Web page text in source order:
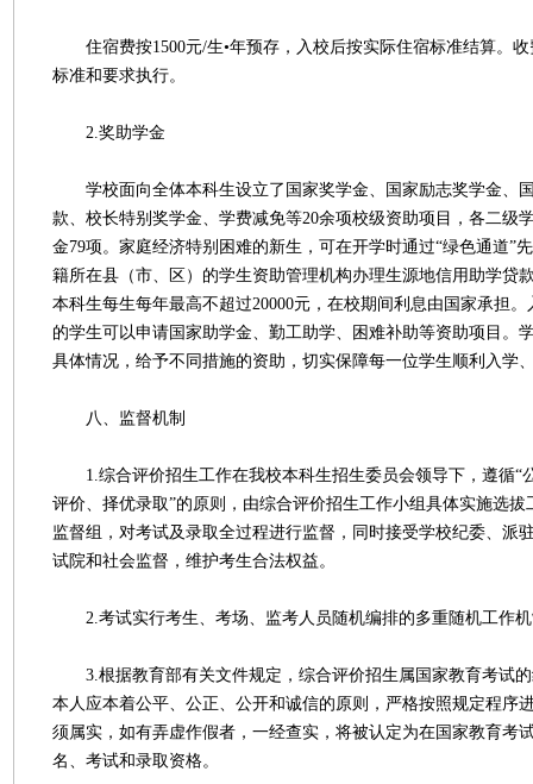
住宿费按1500元/生•年预存，入校后按实际住宿标准结算。收
标准和要求执行。
2.奖助学金
学校面向全体本科生设立了国家奖学金、国家励志奖学金、
款、校长特别奖学金、学费减免等20余项校级资助项目，各二级
金79项。家庭经济特别困难的新生，可在开学时通过“绿色通道”
籍所在县（市、区）的学生资助管理机构办理生源地信用助学贷
本科生每生每年最高不超过20000元，在校期间利息由国家承担
的学生可以申请国家助学金、勤工助学、困难补助等资助项目。
具体情况，给予不同措施的资助，切实保障每一位学生顺利入学
八、监督机制
1.综合评价招生工作在我校本科生招生委员会领导下，遵循“
评价、择优录取”的原则，由综合评价招生工作小组具体实施选拔
监督组，对考试及录取全过程进行监督，同时接受学校纪委、派
试院和社会监督，维护考生合法权益。
2.考试实行考生、考场、监考人员随机编排的多重随机工作机
3.根据教育部有关文件规定，综合评价招生属国家教育考试的
本人应本着公平、公正、公开和诚信的原则，严格按照规定程序
须属实，如有弄虚作假者，一经查实，将被认定为在国家教育考
名、考试和录取资格。